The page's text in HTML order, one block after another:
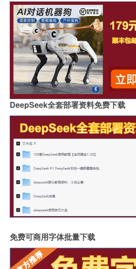
DeepSeek全套部署资料免费下载
免费可商用字体批量下载